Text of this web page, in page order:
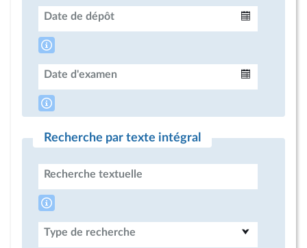
Date de dépôt
Date d'examen
Recherche par texte intégral
Recherche textuelle
Type de recherche